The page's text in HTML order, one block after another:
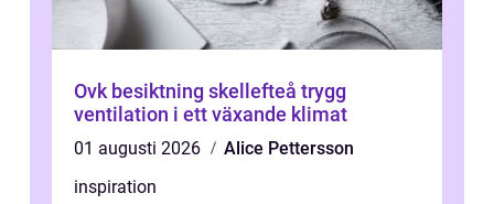
Ovk besiktning skellefteå trygg
ventilation i ett växande klimat
01 augusti 2026
Alice Pettersson
inspiration